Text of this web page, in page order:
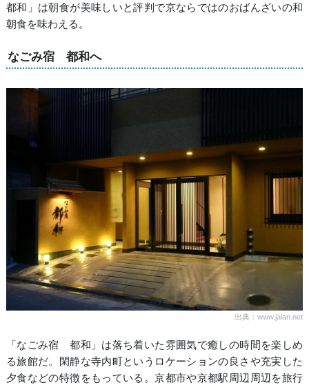
都和」は朝食が美味しいと評判で京ならではのおばんざいの和
朝食を味わえる。
なごみ宿 都和へ
出典：www.jalan.net
「なごみ宿 都和」は落ち着いた雰囲気で癒しの時間を楽しめ
る旅館だ。閑静な寺内町というロケーションの良さや充実した
夕食などの特徴をもっている。京都市や京都駅周辺周辺を旅行